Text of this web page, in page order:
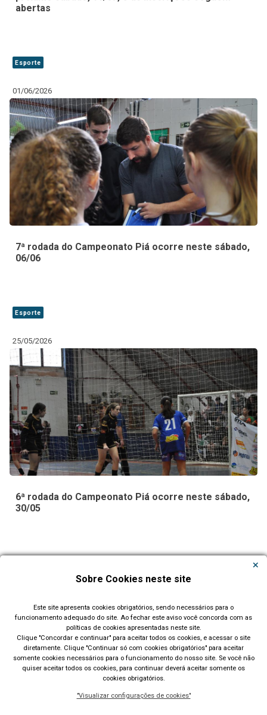
abertas
Esporte
01/06/2026
7ª rodada do Campeonato Piá ocorre neste sábado,
06/06
Esporte
25/05/2026
6ª rodada do Campeonato Piá ocorre neste sábado,
30/05
Todas as Notícias
Sobre Cookies neste site
Este site apresenta cookies obrigatórios, sendo necessários para o
funcionamento adequado do site. Ao fechar este aviso você concorda com as
políticas de cookies apresentadas neste site.
Clique "Concordar e continuar" para aceitar todos os cookies, e acessar o site
diretamente. Clique "Continuar só com cookies obrigatórios" para aceitar
somente cookies necessários para o funcionamento do nosso site. Se você não
quiser aceitar todos os cookies, para continuar deverá aceitar somente os
cookies obrigatórios.
"Visualizar configurações de cookies"
Prefeitura Municipal de Lajeado (RS)
Rua Cel. Júlio May, 242 - Telefone (51) 3982 1000